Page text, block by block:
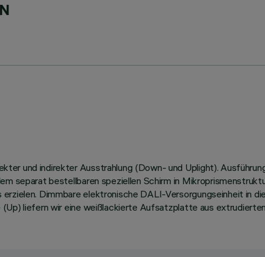
und indirekter Ausstrahlung (Down- und Uplight).
separat bestellbaren speziellen Schirm in
Dimmbare elektronische DALI-Versorgungseinheit in
liefern wir eine weißlackierte Aufsatzplatte aus